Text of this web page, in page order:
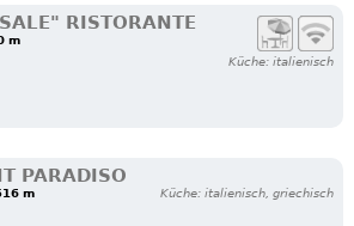
RISTORANTE
m
Küche: italienisch
PARADISO
m Küche: italienisch, griechisch